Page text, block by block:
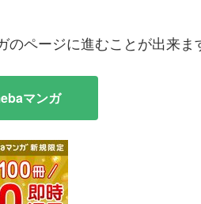
のページに進むことが出来ま
マンガ